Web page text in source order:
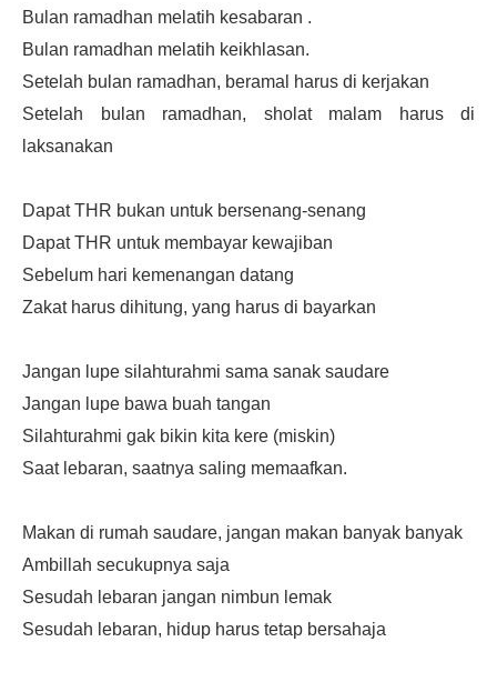
Bulan ramadhan melatih kesabaran .
Bulan ramadhan melatih keikhlasan.
Setelah bulan ramadhan, beramal harus di kerjakan
Setelah bulan ramadhan, sholat malam harus di
laksanakan
Dapat THR bukan untuk bersenang-senang
Dapat THR untuk membayar kewajiban
Sebelum hari kemenangan datang
Zakat harus dihitung, yang harus di bayarkan
Jangan lupe silahturahmi sama sanak saudare
Jangan lupe bawa buah tangan
Silahturahmi gak bikin kita kere (miskin)
Saat lebaran, saatnya saling memaafkan.
Makan di rumah saudare, jangan makan banyak banyak
Ambillah secukupnya saja
Sesudah lebaran jangan nimbun lemak
Sesudah lebaran, hidup harus tetap bersahaja